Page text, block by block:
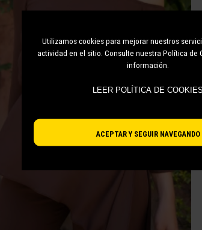
Utilizamos cookies para mejorar nuestros
actividad en el sitio. Consulte nuestra Política de
información.
ACEPTAR Y SEGUIR NAVEGANDO
LEER POLÍTICA DE COOKIES